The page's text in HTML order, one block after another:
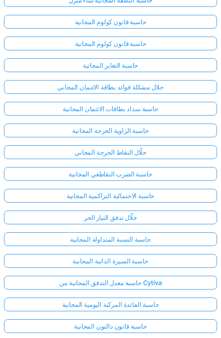
حاسبة قانون كولوم المجانية
حاسبة قانون كولوم المجانية
حاسبة التغاير المجانية
حلال مشكلة فوائد بطاقة الائتمان المجاني
حاسبة سداد بطاقات الائتمان المجانية
حاسبة الزاوية الحرجة المجانية
حلّال النقاط الحرجة المجاني
حاسبة الضرب التقاطعي المجانية
حاسبة الاحتمالية التراكمية المجانية
حلّال تدفق التيار الحر
حاسبة النسبة المتداولة المجانية
حاسبة السيرة الذاتية المجانية
حاسبة معدل التدفق المجانية من Cytiva
حاسبة الفائدة المركبة اليومية المجانية
حاسبة قانون دالتون المجانية